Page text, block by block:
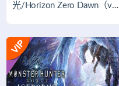
光/Horizon Zero Dawn（v1.